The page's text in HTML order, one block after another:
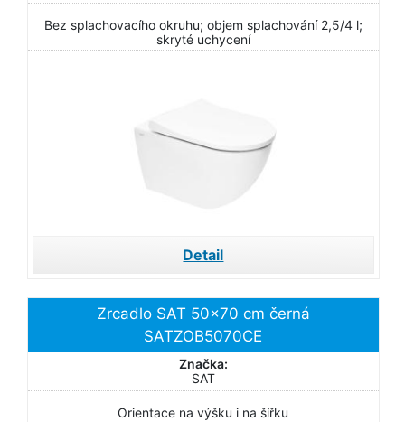
Bez splachovacího okruhu; objem splachování 2,5/4 l;
skryté uchycení
Detail
Zrcadlo SAT 50x70 cm černá
SATZOB5070CE
Značka:
SAT
Orientace na výšku i na šířku